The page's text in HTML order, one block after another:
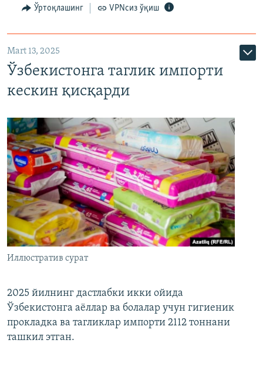
Ўртоқлашинг VPNсиз ўқиш
Mart 13, 2025
Ўзбекистонга таглик импорти
кескин қисқарди
Иллюстратив сурат
2025 йилнинг дастлабки икки ойида
Ўзбекистонга аёллар ва болалар учун гигиеник
прокладка ва тагликлар импорти 2112 тоннани
ташкил этган.